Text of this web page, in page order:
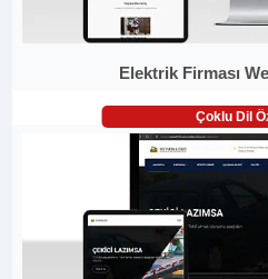
Elektrik Firması
Çoklu Dil